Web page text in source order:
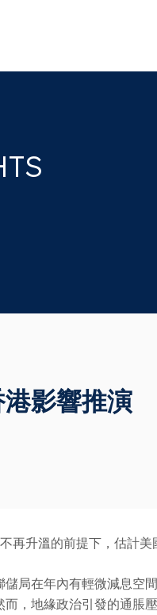
影響推演
再升溫的前提下，估計
局在年內有輕微減息空
，地緣政治引發的通脹